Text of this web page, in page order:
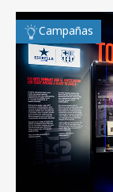
Campañas